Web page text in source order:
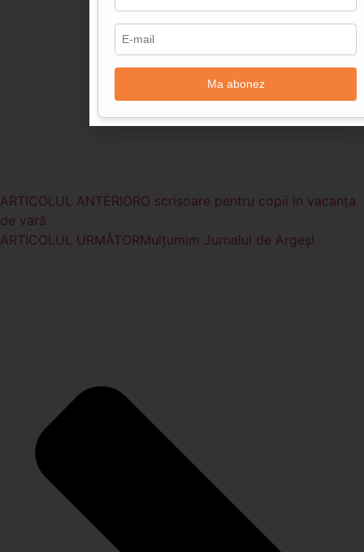
ARTICOLUL ANTERIORO scrisoare pentru copii în vacanța
de vară
ARTICOLUL URMĂTORMulțumim Jurnalul de Argeș!
Ma abonez